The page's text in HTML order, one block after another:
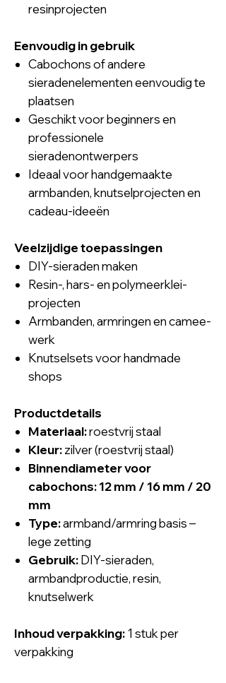
resinprojecten
Eenvoudig in gebruik
Cabochons of andere
sieradenelementen eenvoudig te
plaatsen
Geschikt voor beginners en
professionele
sieradenontwerpers
Ideaal voor handgemaakte
armbanden, knutselprojecten en
cadeau-ideeën
Veelzijdige toepassingen
DIY-sieraden maken
Resin-, hars- en polymeerklei-
projecten
Armbanden, armringen en camee-
werk
Knutselsets voor handmade
shops
Productdetails
Materiaal:roestvrij staal
Kleur:zilver (roestvrij staal)
Binnendiameter voor
cabochons:12 mm / 16 mm / 20
mm
Type:armband/armring basis –
lege zetting
Gebruik:DIY-sieraden,
armbandproductie, resin,
knutselwerk
Inhoud verpakking:1 stuk per
verpakking